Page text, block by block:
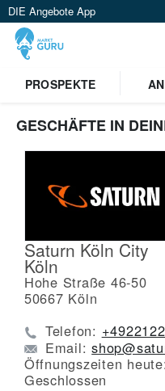
DIE Angebote App
PROSPEKTE
GESCHÄFTE IN
Saturn Köln City
Köln
Hohe Straße 46-50
50667 Köln
Telefon:
Email:
Öffnungszeiten heute:
Geschlossen